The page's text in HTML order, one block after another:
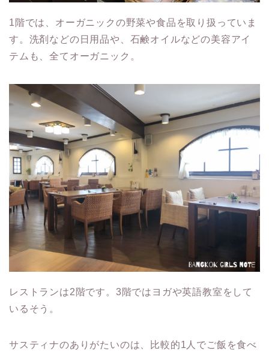
1階では、オーガニックの野菜や食品を取り扱っていま
す。洗剤などの日用品や、石鹸オイルなどの美容アイ
テムも、全てオーガニック。
レストランは2階です。3階ではヨガや英語教室をして
いるそう。
サスティナのありがたいのは、比較的1人でご飯を食べ